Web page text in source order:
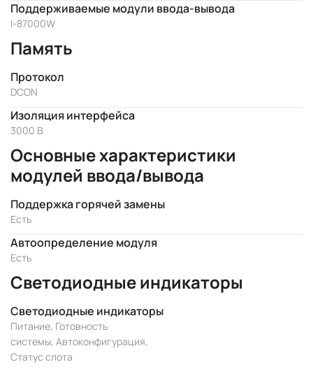
Поддерживаемые модули ввода-вывода
I-87000W
Память
Протокол
DCON
Изоляция интерфейса
3000 В
Основные характеристики
модулей ввода/вывода
Поддержка горячей замены
Есть
Автоопределение модуля
Есть
Светодиодные индикаторы
Светодиодные индикаторы
Питание, Готовность
системы, Автоконфигурация,
Статус слота